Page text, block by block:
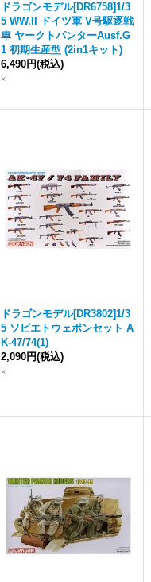
ドラゴンモデル[DR6758]1/3
5 WW.II ドイツ軍 V号駆逐戦
車 ヤークトパンターAusf.G
1 初期生産型 (2in1キット)
6,490円(税込)
×
ドラゴンモデル[DR3802]1/3
5 ソビエトウェポンセット A
K-47/74(1)
2,090円(税込)
×